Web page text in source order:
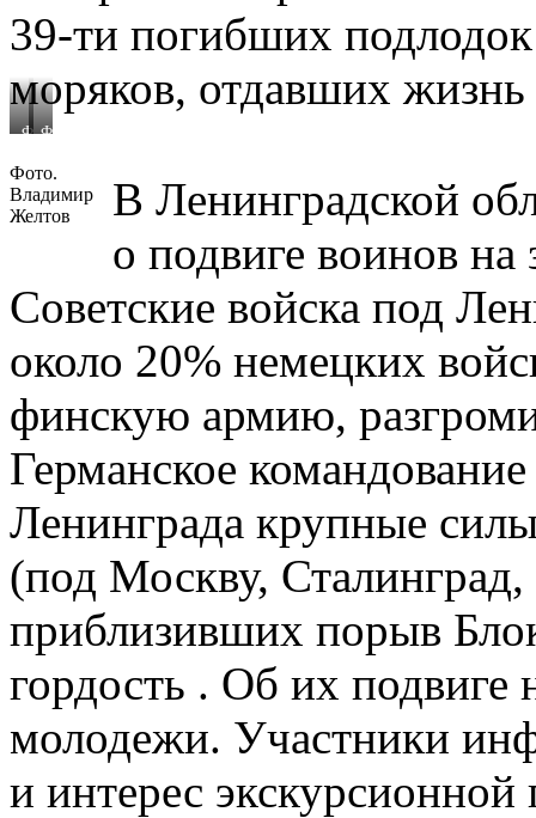
39-ти погибших
моряков, отдавших жизнь
Фото.
Желтов
Фото.
Желтов
Фото.
Владимир
Желтов
В Ленинградской
о подвиге воинов на
Советские войска под
около 20% немецких
финскую армию,
Германское
Ленинграда крупные
(под Москву,
приблизивших порыв
гордость . Об их подвиге
молодежи. Участники
и интерес